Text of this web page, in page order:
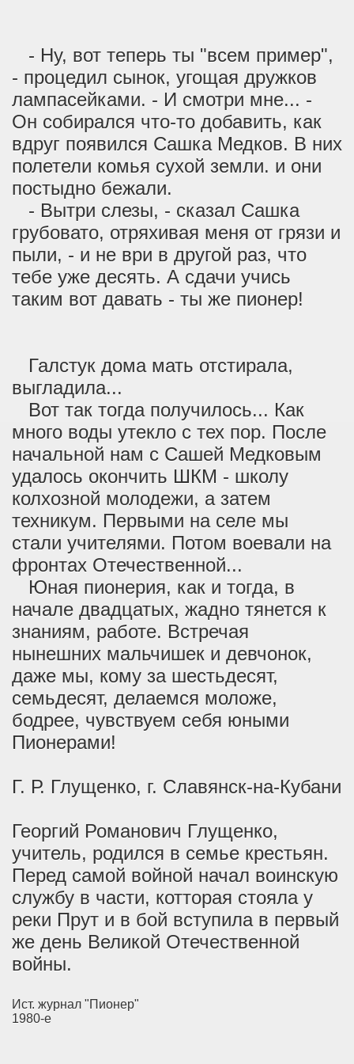
- Ну, вот теперь ты "всем пример",
- процедил сынок, угощая дружков
лампасейками. - И смотри мне... -
Он собирался что-то добавить, как
вдруг появился Сашка Медков. В них
полетели комья сухой земли. и они
постыдно бежали.
- Вытри слезы, - сказал Сашка
грубовато, отряхивая меня от грязи и
пыли, - и не ври в другой раз, что
тебе уже десять. А сдачи учись
таким вот давать - ты же пионер!
Галстук дома мать отстирала,
выгладила...
Вот так тогда получилось... Как
много воды утекло с тех пор. После
начальной нам с Сашей Медковым
удалось окончить ШКМ - школу
колхозной молодежи, а затем
техникум. Первыми на селе мы
стали учителями. Потом воевали на
фронтах Отечественной...
Юная пионерия, как и тогда, в
начале двадцатых, жадно тянется к
знаниям, работе. Встречая
нынешних мальчишек и девчонок,
даже мы, кому за шестьдесят,
семьдесят, делаемся моложе,
бодрее, чувствуем себя юными
Пионерами!
Г. Р. Глущенко, г. Славянск-на-Кубани
Георгий Романович Глущенко,
учитель, родился в семье крестьян.
Перед самой войной начал воинскую
службу в части, котторая стояла у
реки Прут и в бой вступила в первый
же день Великой Отечественной
войны.
Ист. журнал "Пионер"
1980-е